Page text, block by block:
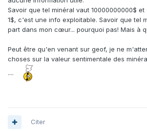
Savoir que tel minéral vaut 10000000000$
1$, c'est une info exploitable. Savoir que tel
part dans mon cœur... pourquoi pas! Mais à
Peut être qu'en venant sur geof, je ne
choses sur la valeur sentimentale des
....
Citer